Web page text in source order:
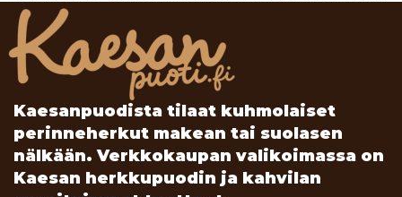
Tervetuloa herkkujemme äärelle kokemaan pala Kuhmolaista
leivontaperinnettä.
Kaesanpuodista tilaat kuhmolaiset
perinneherkut makean tai suolasen
nälkään. Verkkokaupan valikoimassa on
Kaesan herkkupuodin ja kahvilan